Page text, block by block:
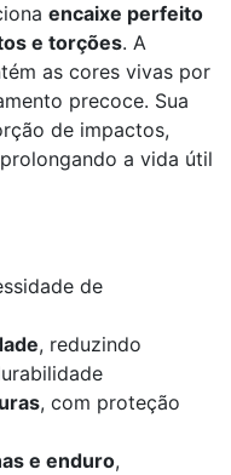
encaixe perfeito
e torções. A
as cores vivas por
precoce. Sua
de impactos,
a vida útil
de
, reduzindo
, com proteção
e enduro,